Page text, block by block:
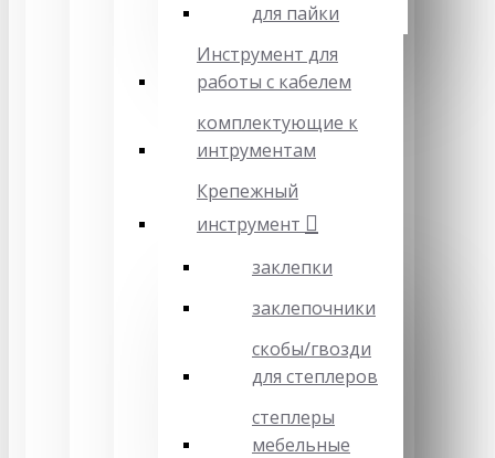
для пайки
Инструмент для
работы с кабелем
комплектующие к
интрументам
Крепежный
инструмент
заклепки
заклепочники
скобы/гвозди
для степлеров
степлеры
мебельные